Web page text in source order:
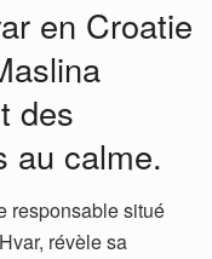
en Croatie
des
au calme.
responsable situé
révèle sa